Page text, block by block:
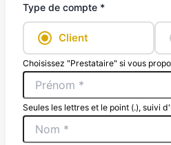
Type de compte *
Client
Choisissez "Prestataire" si vous
Seules les lettres et le point (.), suivi